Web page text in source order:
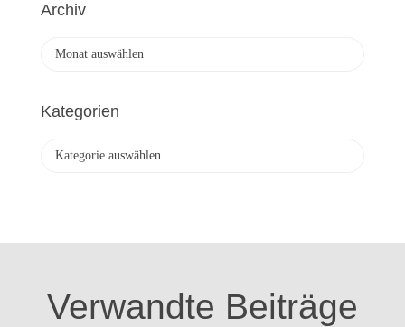
Archiv
h
Kategorien
o
Verwandte Beiträge